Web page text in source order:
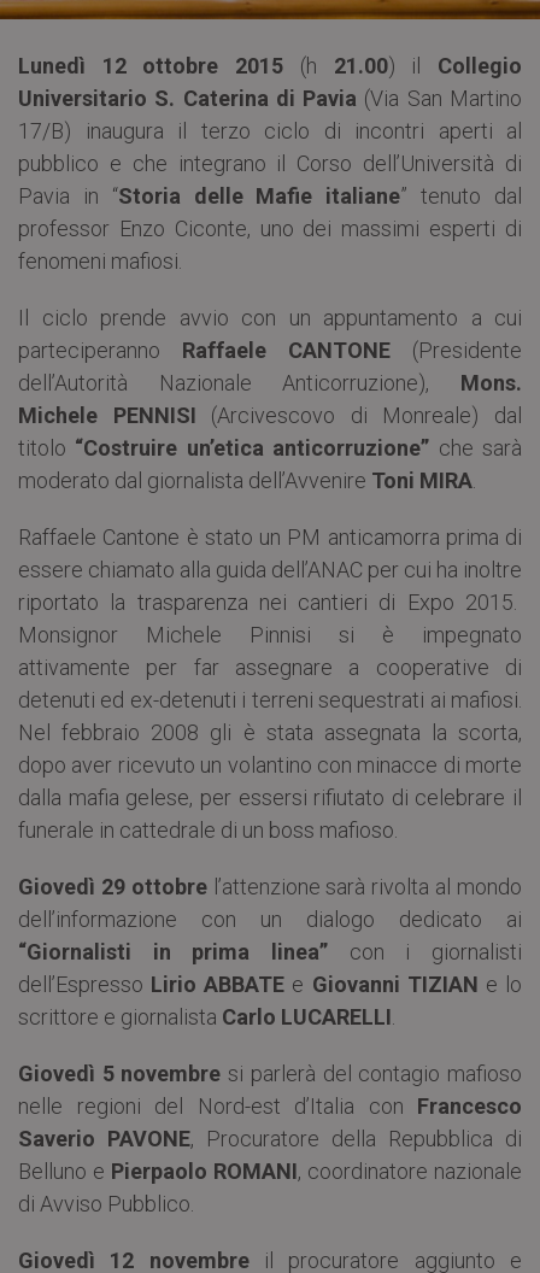
Lunedì 12 ottobre 2015 (h 21.00) il Collegio
Universitario S. Caterina di Pavia (Via San Martino
17/B) inaugura il terzo ciclo di incontri aperti al
pubblico e che integrano il Corso dell’Università di
Pavia in “Storia delle Mafie italiane” tenuto dal
professor Enzo Ciconte, uno dei massimi esperti di
fenomeni mafiosi.
Il ciclo prende avvio con un appuntamento a cui
parteciperanno Raffaele CANTONE (Presidente
dell’Autorità Nazionale Anticorruzione), Mons.
Michele PENNISI (Arcivescovo di Monreale) dal
titolo “Costruire un’etica anticorruzione” che sarà
moderato dal giornalista dell’Avvenire Toni MIRA
Raffaele Cantone è stato un PM anticamorra prima di
essere chiamato alla guida dell’ANAC per cui ha inoltre
riportato la trasparenza nei cantieri di Expo 2015.
Monsignor Michele Pinnisi si è impegnato
attivamente per far assegnare a cooperative di
detenuti ed ex-detenuti i terreni sequestrati ai mafiosi.
Nel febbraio 2008 gli è stata assegnata la scorta,
dopo aver ricevuto un volantino con minacce di morte
dalla mafia gelese, per essersi rifiutato di celebrare il
funerale in cattedrale di un boss mafioso.
Giovedì 29 ottobrel’attenzione sarà rivolta al mondo
dell’informazione con un dialogo dedicato ai
“Giornalisti in prima linea” con i giornalisti
dell’Espresso Lirio ABBATE e Giovanni TIZIAN e lo
scrittore e giornalista Carlo LUCARELLI
Giovedì 5 novembre si parlerà del contagio mafioso
nelle regioni del Nord-est d’Italia con Francesco
Saverio PAVONE, Procuratore della Repubblica di
Belluno e Pierpaolo ROMANI, coordinatore nazionale
di Avviso Pubblico.
Giovedì 12 novembreil procuratore aggiunto e